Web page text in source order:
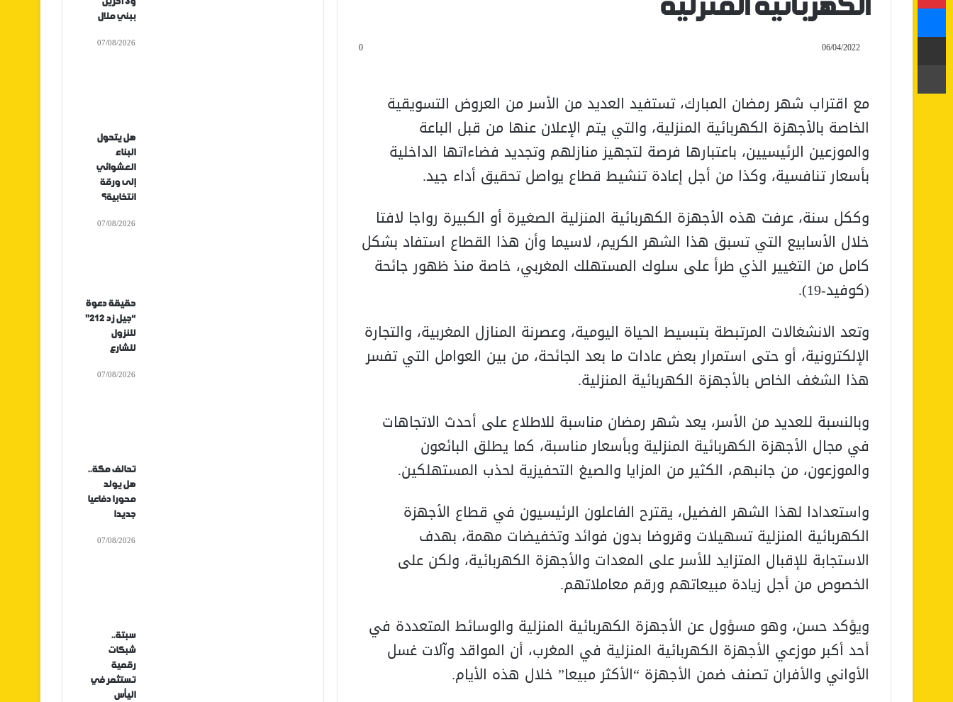
الكهربائية المنزلية
06/04/2022
0
مع اقتراب شهر رمضان المبارك، تستفيد العديد من الأسر من العروض التسويقية
الخاصة بالأجهزة الكهربائية المنزلية، والتي يتم الإعلان عنها من قبل الباعة
والموزعين الرئيسيين، باعتبارها فرصة لتجهيز منازلهم وتجديد فضاءاتها الداخلية
بأسعار تنافسية، وكذا من أجل إعادة تنشيط قطاع يواصل تحقيق أداء جيد.
وككل سنة، عرفت هذه الأجهزة الكهربائية المنزلية الصغيرة أو الكبيرة رواجا لافتا
خلال الأسابيع التي تسبق هذا الشهر الكريم، لاسيما وأن هذا القطاع استفاد بشكل
كامل من التغيير الذي طرأ على سلوك المستهلك المغربي، خاصة منذ ظهور جائحة
(كوفيد-19).
وتعد الانشغالات المرتبطة بتبسيط الحياة اليومية، وعصرنة المنازل المغربية، والتجارة
الإلكترونية، أو حتى استمرار بعض عادات ما بعد الجائحة، من بين العوامل التي تفسر
هذا الشغف الخاص بالأجهزة الكهربائية المنزلية.
وبالنسبة للعديد من الأسر، يعد شهر رمضان مناسبة للاطلاع على أحدث الاتجاهات
في مجال الأجهزة الكهربائية المنزلية وبأسعار مناسبة، كما يطلق البائعون
والموزعون، من جانبهم، الكثير من المزايا والصيغ التحفيزية لحذب المستهلكين.
واستعدادا لهذا الشهر الفضيل، يقترح الفاعلون الرئيسيون في قطاع الأجهزة
الكهربائية المنزلية تسهيلات وقروضا بدون فوائد وتخفيضات مهمة، بهدف
الاستجابة للإقبال المتزايد للأسر على المعدات والأجهزة الكهربائية، ولكن على
الخصوص من أجل زيادة مبيعاتهم ورقم معاملاتهم.
ويؤكد حسن، وهو مسؤول عن الأجهزة الكهربائية المنزلية والوسائط المتعددة في
أحد أكبر موزعي الأجهزة الكهربائية المنزلية في المغرب، أن المواقد وآلات غسل
الأواني والأفران تصنف ضمن الأجهزة “الأكثر مبيعا” خلال هذه الأيام.
ببني ملال
07/08/2026
هل يتحول
البناء
العشوائي
إلى ورقة
انتخابية؟
07/08/2026
حقيقة دعوة
“جيل زد 212”
للنزول
للشارع
07/08/2026
تحالف مكة..
هل يولد
محورا دفاعيا
جديدا
07/08/2026
سبتة..
شبكات
رقمية
تستثمر في
اليأس